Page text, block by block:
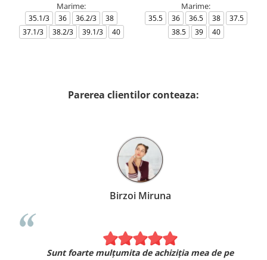
Marime:
35.1/3 36 36.2/3
38
37.1/3
38.2/3 39.1/3 40
Marime:
35.5 36 36.5 38
37.5
38.5
39 40
Parerea clientilor conteaza:
Birzoi Miruna
Sunt foarte mulțumita de achiziția mea de pe